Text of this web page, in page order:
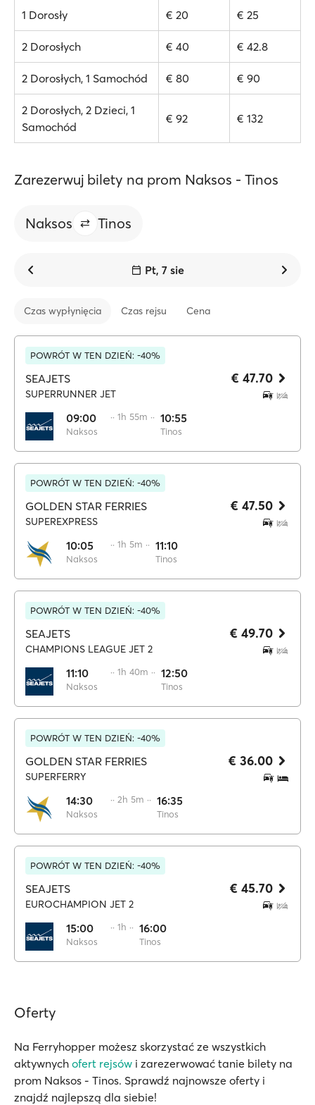
1 Dorosły € 20 € 25
2 Dorosłych € 40 € 42.8
2 Dorosłych, 1 Samochód € 80 € 90
2 Dorosłych, 2 Dzieci, 1
Samochód
€ 92 € 132
Zarezerwuj bilety na prom Naksos - Tinos
Naksos Tinos
Pt, 7 sie
Czas wypłynięcia Czas rejsu Cena
POWRÓT W TEN DZIEŃ: -40%
SEAJETS
SUPERRUNNER JET
09:00
Naksos
·· 1h 55m ·· 10:55
Tinos
€ 47.70
POWRÓT W TEN DZIEŃ: -40%
GOLDEN STAR FERRIES
SUPEREXPRESS
10:05
Naksos
·· 1h 5m ·· 11:10
Tinos
€ 47.50
POWRÓT W TEN DZIEŃ: -40%
SEAJETS
CHAMPIONS LEAGUE JET 2
11:10
Naksos
·· 1h 40m ·· 12:50
Tinos
€ 49.70
POWRÓT W TEN DZIEŃ: -40%
GOLDEN STAR FERRIES
SUPERFERRY
14:30
Naksos
·· 2h 5m ·· 16:35
Tinos
€ 36.00
POWRÓT W TEN DZIEŃ: -40%
SEAJETS
EUROCHAMPION JET 2
15:00
Naksos
·· 1h ·· 16:00
Tinos
€ 45.70
Oferty
Na Ferryhopper możesz skorzystać ze wszystkich
aktywnych ofert rejsów i zarezerwować tanie bilety na
prom Naksos - Tinos. Sprawdź najnowsze oferty i
znajdź najlepszą dla siebie!